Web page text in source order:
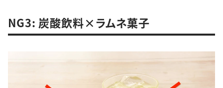
NG3: 炭酸飲料×ラムネ菓子